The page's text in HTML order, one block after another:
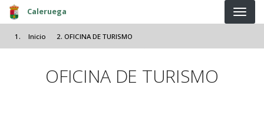
Pasar al contenido principal
Caleruega
Inicio OFICINA DE TURISMO
OFICINA DE TURISMO